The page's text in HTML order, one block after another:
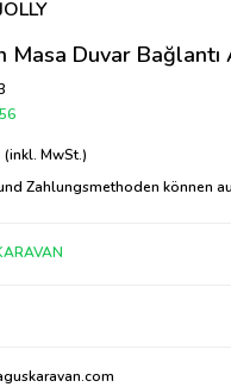
Masa Duvar Bağlantı
(inkl. MwSt.)
Zahlungsmethoden können